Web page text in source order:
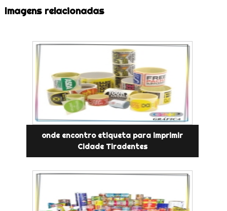
Imagens relacionadas
onde encontro etiqueta para imprimir
Cidade Tiradentes